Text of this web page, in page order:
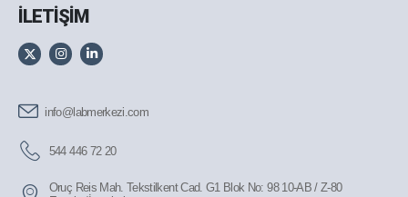
İLETİŞİM
info@labmerkezi.com
544 446 72 20
Oruç Reis Mah. Tekstilkent Cad. G1 Blok No: 98 10-AB / Z-80